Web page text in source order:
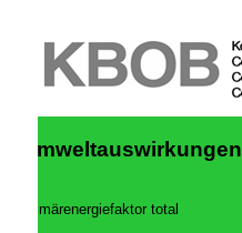
Umweltauswirkungen
Primärenergiefaktor total